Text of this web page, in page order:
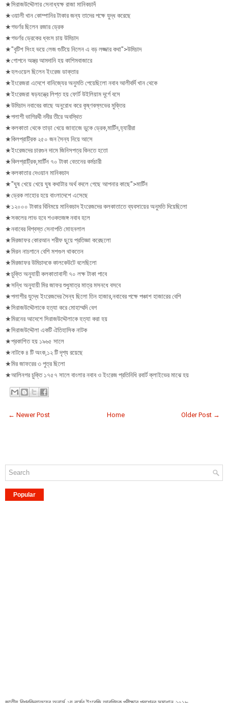
★সিরাজউদ্দৌলার সেনাধ্যক্ষ রাজা মানিকচাদঁ
★ওয়ালী খান কোম্পানির টাকার জন্য তাদের পক্ষে যুদ্ধ করেছে
★গভর্ণর ছিলেন রজার ড্রেক
★গভর্ণর ড্রেকের ধ্বংস চায় উমিচাদ
★"বৃটিশ সিংহ ভয়ে লেজ গুটিয়ে নিলেন এ বড় লজ্জার কথা">উমিচাদ
★গোপনে অস্ত্র আমদানি হয় কাশিমবাজারে
★হলওয়েল ছিলেন ইংরেজ ডাক্তার
★ইংরেজরা এদেশে বানিজ্যের অনুমতি পেয়েছিলো নবাব আলীবর্দি খান থেকে
★ইংরেজরা ষড়যন্ত্রে লিপ্ত হয় ফোর্ট উইলিয়াম দূর্গে বসে
★উমিচাদ নবাবের কাছে অনুরোধ করে কৃষ্ণবল্লভের মুক্তির
★পলাশী ভাগিরথী নদীর তীরে অবস্থিত
★কলকাতা থেকে তাড়া খেয়ে জাহাজে ডুকে ড্রেক,মার্টিন,হ্যারীরা
★কিলপ্রাট্রিক ২৫০ জন সৈন্য নিয়ে আসে
★ইংরেজদের চারগুন দামে জিনিসপত্র কিনতে হতো
★কিলপ্রাট্রিক,মার্টিন ৭০ টাকা বেতনের কর্মচারী
★কলকাতার দেওয়ান মানিকচাদ
★"ঘুষ খেয়ে খেয়ে ঘুষ কথাটার অর্থ বদলে গেছে আপনার কাছে">মার্টিন
★ড্রেক লাহোর হয়ে বাংলাদেশে এসেছে
★১২০০০ টাকার বিনিময়ে মানিকচাদ ইংরেজদের কলকাতাতে ব্যবসায়ের অনুমতি দিয়েছিলো
★সকলের লাভ হবে শওকতজঙ্গ নবাব হলে
★নবাবের বিশ্বস্ত সেনাপতি মোহনলাল
★মিরজাফর কোরআন শরীফ ছুয়ে প্রতিজ্ঞা করেছলো
★মিরন নাচগানে বেশি মশগুল থাকতেন
★মিরজাফর উমিচাদকে কালকেউটে বলেছিলো
★চুক্তি অনুযায়ী কলকাতাবাসী ৭০ লক্ষ টাকা পাবে
★সন্ধি অনুযায়ী মির জাফর শুধুমাত্র মাত্র মসনধে বসবে
★পলাশীর যুদ্ধে ইংরেজদের সৈন্য ছিলো তিন হাজার,নবাবের পক্ষে পঞ্চাশ হাজারের বেশি
★সিরাজউদ্দৌলাকে হত্যা করে মোহাম্মদি বেগ
★মিরনের আদেশে সিরাজউদ্দৌলাকে হত্যা করা হয়
★সিরাজউদ্দৌলা একটি ঐতিহাসিক নাটক
★প্রকাশিত হয় ১৯৬৫ সালে
★নাটকে ৪ টি অংক,১২ টি দৃশ্য রয়েছে
★মির জাফরের ৩ পুত্র ছিলো
★আলিনগর চুক্তি ১৭৫৭ সালে বাংলার নবাব ও ইংরেজ প্রতিনিধি রবার্ট ক্লাইভের মাঝে হয়
← Newer Post Older Post →
Home
Popular